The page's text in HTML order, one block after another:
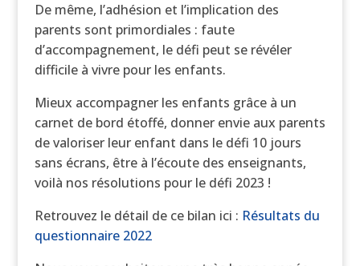
De même, l’adhésion et l’implication des
parents sont primordiales : faute
d’accompagnement, le défi peut se révéler
difficile à vivre pour les enfants.
Mieux accompagner les enfants grâce à un
carnet de bord étoffé, donner envie aux parents
de valoriser leur enfant dans le défi 10 jours
sans écrans, être à l’écoute des enseignants,
voilà nos résolutions pour le défi 2023 !
Retrouvez le détail de ce bilan ici : Résultats du
questionnaire 2022